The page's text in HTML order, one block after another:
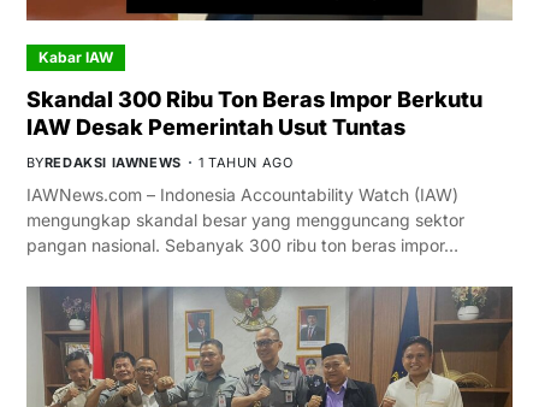
Kabar IAW
Skandal 300 Ribu Ton Beras Impor Berkutu
IAW Desak Pemerintah Usut Tuntas
BYREDAKSI IAWNEWS 1 TAHUN AGO
IAWNews.com – Indonesia Accountability Watch (IAW)
mengungkap skandal besar yang mengguncang sektor
pangan nasional. Sebanyak 300 ribu ton beras impor…